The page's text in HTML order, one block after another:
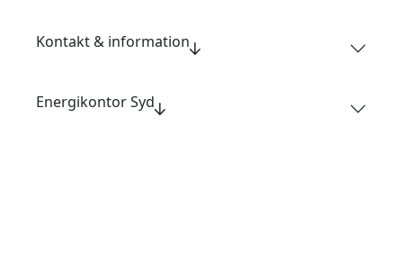
Kontakt & information
Energikontor Syd